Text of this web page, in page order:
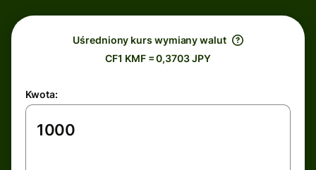
Uśredniony kurs wymiany walut
CF1 KMF = 0,3703 JPY
Kwota: